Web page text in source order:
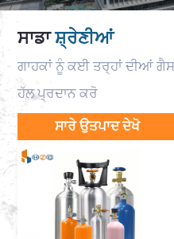
ਸਾਡਾਸ਼੍ਰੇਣੀਆਂ
ਗਾਹਕਾਂ ਨੂੰ ਕਈ ਤਰ੍ਹਾਂ ਦੀਆਂ
ਹੱਲ ਪ੍ਰਦਾਨ ਕਰੋ
ਸਾਰੇ ਉਤਪਾਦ ਦੇਖੋ